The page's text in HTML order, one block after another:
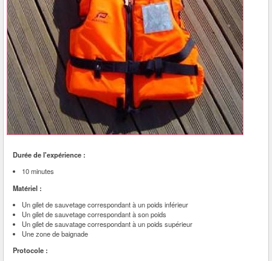
Durée de l'expérience :
10 minutes
Matériel :
Un gilet de sauvetage correspondant à un poids inférieur
Un gilet de sauvetage correspondant à son poids
Un gilet de sauvatage correspondant à un poids supérieur
Une zone de baignade
Protocole :